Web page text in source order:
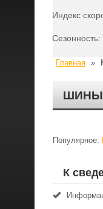
Главная »
ШИНЫ
Популярное:
К
Индекс
Сезонность: